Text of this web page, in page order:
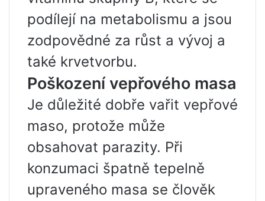
podílejí na metabolismu a jsou
zodpovědné za růst a vývoj a
také krvetvorbu.
Poškození vepřového masa
Je důležité dobře vařit vepřové
maso, protože může
obsahovat parazity. Při
konzumaci špatně tepelně
upraveného masa se člověk